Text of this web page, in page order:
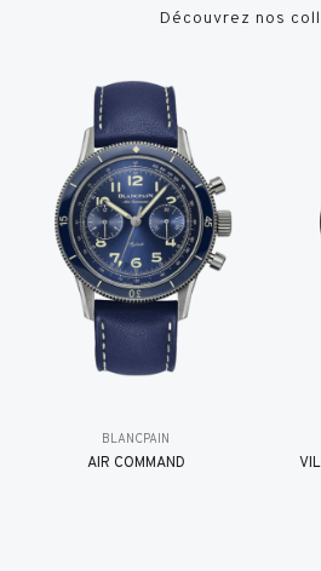
Découvrez nos
BLANCPAIN
AIR COMMAND